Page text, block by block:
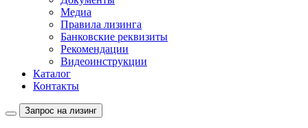
Медиа
Правила лизинга
Банковские реквизиты
Рекомендации
Видеоинструкции
Каталог
Контакты
Запрос на лизинг